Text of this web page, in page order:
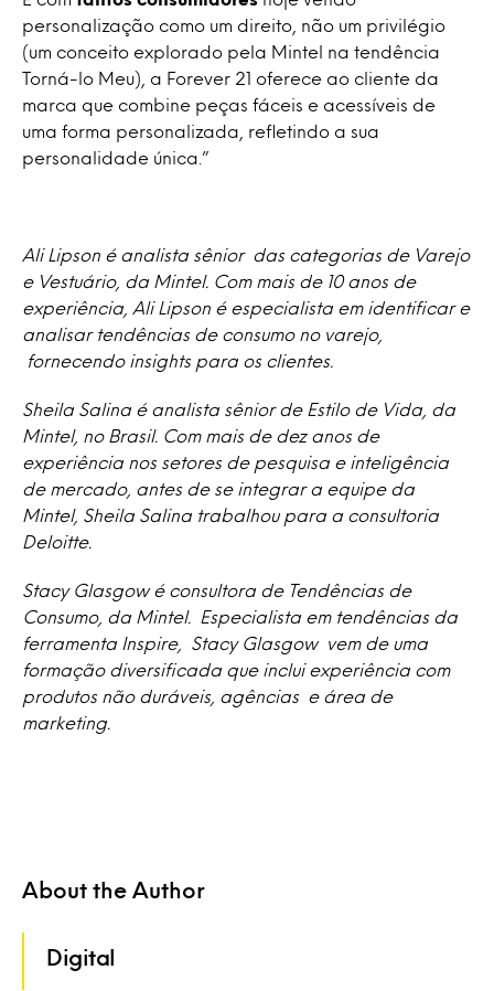
personalização como um direito, não um privilégio
(um conceito explorado pela Mintel na tendência
Torná-lo Meu), a Forever 21 oferece ao cliente da
marca que combine peças fáceis e acessíveis de
uma forma personalizada, refletindo a sua
personalidade única.”
Ali Lipson é analista sênior das categorias de Varejo
e Vestuário, da Mintel. Com mais de 10 anos de
experiência, Ali Lipson é especialista em identificar e
analisar tendências de consumo no varejo,
fornecendo insights para os clientes.
Sheila Salina é analista sênior de Estilo de Vida, da
Mintel, no Brasil. Com mais de dez anos de
experiência nos setores de pesquisa e inteligência
de mercado, antes de se integrar a equipe da
Mintel, Sheila Salina trabalhou para a consultoria
Deloitte.
Stacy Glasgow é consultora de Tendências de
Consumo, da Mintel. Especialista em tendências da
ferramenta Inspire, Stacy Glasgow vem de uma
formação diversificada que inclui experiência com
produtos não duráveis, agências e área de
marketing.
About the Author
Digital